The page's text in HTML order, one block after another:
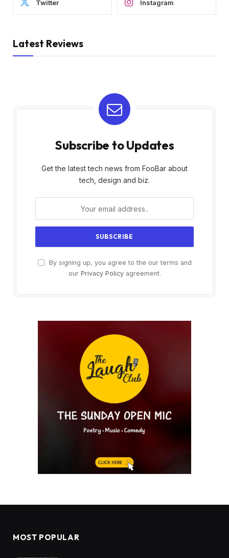
Twitter Instagram
Latest Reviews
Subscribe to Updates
Get the latest tech news from FooBar about
tech, design and biz.
By signing up, you agree to the our terms and
our Privacy Policyagreement.
MOST POPULAR